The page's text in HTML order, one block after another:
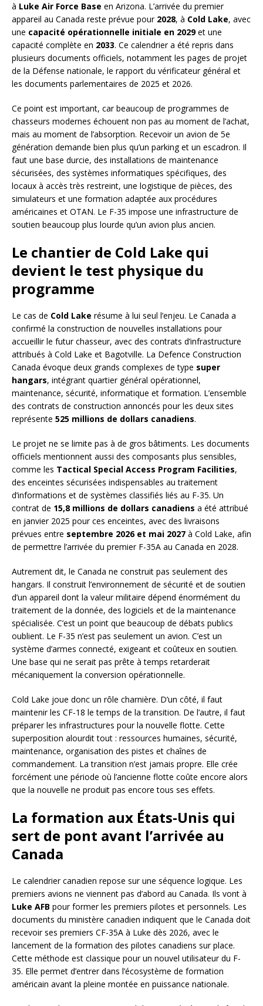
à Luke Air Force Base en Arizona. L’arrivée du premier
appareil au Canada reste prévue pour 2028, à Cold Lake, avec
une capacité opérationnelle initiale en 2029et une
capacité complète en 2033. Ce calendrier a été repris dans
plusieurs documents officiels, notamment les pages de projet
de la Défense nationale, le rapport du vérificateur général et
les documents parlementaires de 2025 et 2026.
Ce point est important, car beaucoup de programmes de
chasseurs modernes échouent non pas au moment de l’achat,
mais au moment de l’absorption. Recevoir un avion de 5e
génération demande bien plus qu’un parking et un escadron. Il
faut une base durcie, des installations de maintenance
sécurisées, des systèmes informatiques spécifiques, des
locaux à accès très restreint, une logistique de pièces, des
simulateurs et une formation adaptée aux procédures
américaines et OTAN. Le F-35 impose une infrastructure de
soutien beaucoup plus lourde qu’un avion plus ancien.
Le chantier de Cold Lake qui
devient le test physique du
programme
Le cas de Cold Lake résume à lui seul l’enjeu. Le Canada a
confirmé la construction de nouvelles installations pour
accueillir le futur chasseur, avec des contrats d’infrastructure
attribués à Cold Lake et Bagotville. La Defence Construction
Canada évoque deux grands complexes de type super
hangars, intégrant quartier général opérationnel,
maintenance, sécurité, informatique et formation. L’ensemble
des contrats de construction annoncés pour les deux sites
représente 525 millions de dollars canadiens.
Le projet ne se limite pas à de gros bâtiments. Les documents
officiels mentionnent aussi des composants plus sensibles,
comme les Tactical Special Access Program Facilities,
des enceintes sécurisées indispensables au traitement
d’informations et de systèmes classifiés liés au F-35. Un
contrat de 15,8 millions de dollars canadiens a été attribué
en janvier 2025 pour ces enceintes, avec des livraisons
prévues entre septembre 2026 et mai 2027 à Cold Lake, afin
de permettre l’arrivée du premier F-35A au Canada en 2028.
Autrement dit, le Canada ne construit pas seulement des
hangars. Il construit l’environnement de sécurité et de soutien
d’un appareil dont la valeur militaire dépend énormément du
traitement de la donnée, des logiciels et de la maintenance
spécialisée. C’est un point que beaucoup de débats publics
oublient. Le F-35 n’est pas seulement un avion. C’est un
système d’armes connecté, exigeant et coûteux en soutien.
Une base qui ne serait pas prête à temps retarderait
mécaniquement la conversion opérationnelle.
Cold Lake joue donc un rôle charnière. D’un côté, il faut
maintenir les CF-18 le temps de la transition. De l’autre, il faut
préparer les infrastructures pour la nouvelle flotte. Cette
superposition alourdit tout : ressources humaines, sécurité,
maintenance, organisation des pistes et chaînes de
commandement. La transition n’est jamais propre. Elle crée
forcément une période où l’ancienne flotte coûte encore alors
que la nouvelle ne produit pas encore tous ses effets.
La formation aux États-Unis qui
sert de pont avant l’arrivée au
Canada
Le calendrier canadien repose sur une séquence logique. Les
premiers avions ne viennent pas d’abord au Canada. Ils vont à
Luke AFB pour former les premiers pilotes et personnels. Les
documents du ministère canadien indiquent que le Canada doit
recevoir ses premiers CF-35A à Luke dès 2026, avec le
lancement de la formation des pilotes canadiens sur place.
Cette méthode est classique pour un nouvel utilisateur du F-
35. Elle permet d’entrer dans l’écosystème de formation
américain avant la pleine montée en puissance nationale.